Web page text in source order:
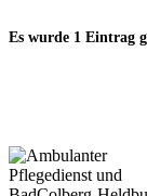
Es wurde 1 Eintrag